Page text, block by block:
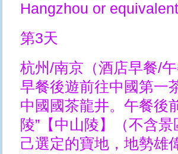
Hangzhou or equivalent
第3天
杭州/南京（酒店早餐/
早餐後遊前往中國第一
中國國茶龍井。午餐後
陵”【中山陵】（不含
己選定的寶地，地勢雄